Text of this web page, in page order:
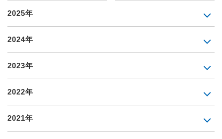
2025年
2024年
2023年
2022年
2021年